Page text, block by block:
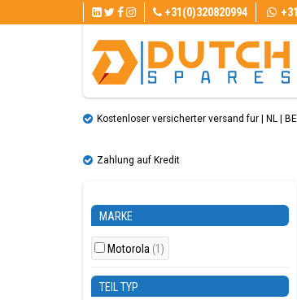
+31(0)320820994
Kostenloser versicherter versand fur | NL |
Zahlung auf Kredit
MARKE
Motorola (1)
TEIL TYP